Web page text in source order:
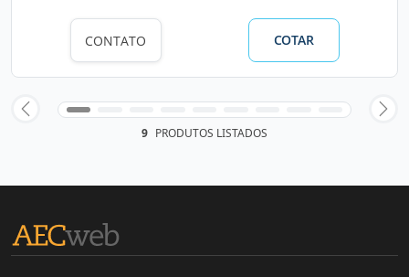
CONTATO COTAR
9 PRODUTOS LISTADOS